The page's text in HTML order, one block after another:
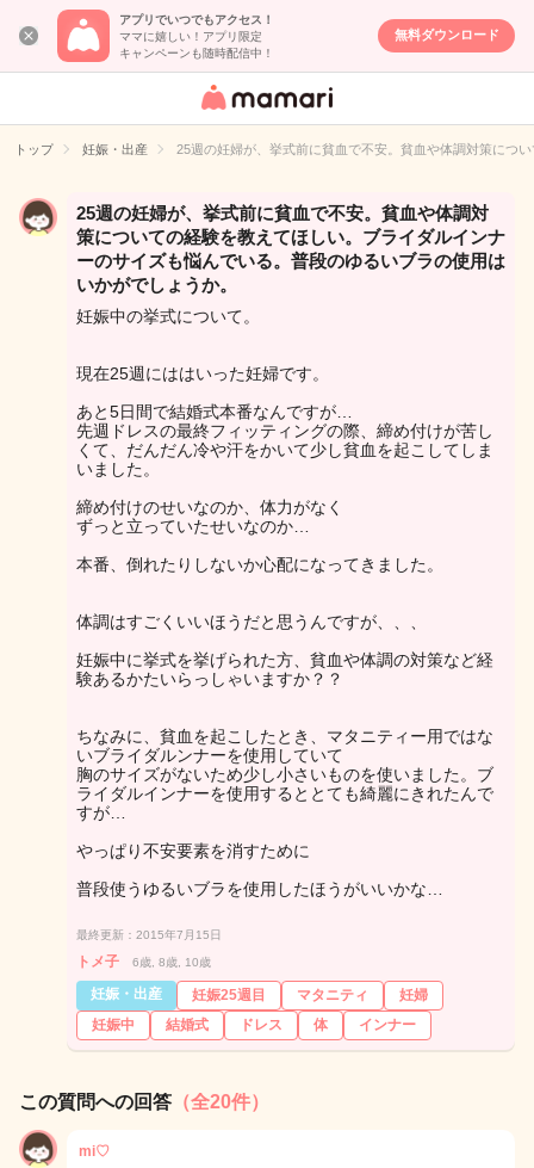
アプリでいつでもアクセス！
ママに嬉しい！アプリ限定
キャンペーンも随時配信中！
無料ダウンロード
女性専用匿名QA
イト
トップ 妊娠・出産 25週の妊婦が、挙式前に貧血で不安。貧血や体調対策につ
25週の妊婦が、挙式前に貧血で不安。貧血や体調対
策についての経験を教えてほしい。ブライダルインナ
ーのサイズも悩んでいる。普段のゆるいブラの使用は
いかがでしょうか。
妊娠中の挙式について。
現在25週にははいった妊婦です。
あと5日間で結婚式本番なんですが…
先週ドレスの最終フィッティングの際、締め付けが苦し
くて、だんだん冷や汗をかいて少し貧血を起こしてしま
いました。
締め付けのせいなのか、体力がなく
ずっと立っていたせいなのか…
本番、倒れたりしないか心配になってきました。
体調はすごくいいほうだと思うんですが、、、
妊娠中に挙式を挙げられた方、貧血や体調の対策など経
験あるかたいらっしゃいますか？？
ちなみに、貧血を起こしたとき、マタニティー用ではな
いブライダルンナーを使用していて
胸のサイズがないため少し小さいものを使いました。ブ
ライダルインナーを使用するととても綺麗にきれたんで
すが…
やっぱり不安要素を消すために
普段使うゆるいブラを使用したほうがいいかな…
最終更新：2015年7月15日
トメ子 6歳, 8歳, 10歳
妊娠・出産 妊娠25週目 マタニティ
妊婦
妊娠中
結婚式 ドレス 体 インナー
この質問への回答 （全20件）
mi♡